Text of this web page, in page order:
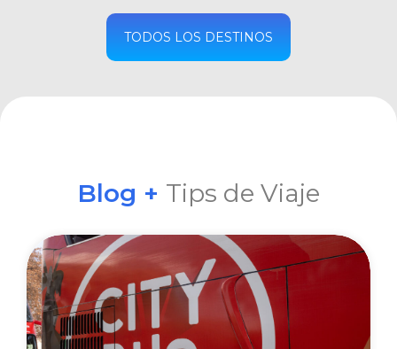
COMPRAR
TODOS LOS DESTINOS
Blog + Tips de Viaje